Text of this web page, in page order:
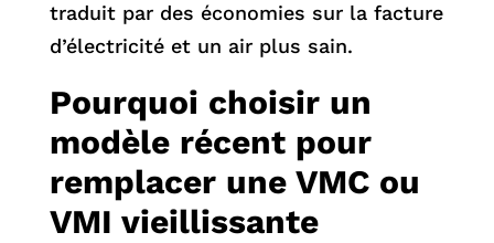
traduit par des économies sur la facture
d’électricité et un air plus sain.
Pourquoi choisir un
modèle récent pour
remplacer une VMC ou
VMI vieillissante